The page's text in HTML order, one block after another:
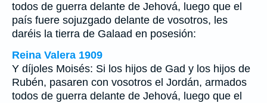
todos de guerra delante de Jehová, luego que el
país fuere sojuzgado delante de vosotros, les
daréis la tierra de Galaad en posesión:
Reina Valera 1909
Y díjoles Moisés: Si los hijos de Gad y los hijos de
Rubén, pasaren con vosotros el Jordán, armados
todos de guerra delante de Jehová, luego que el